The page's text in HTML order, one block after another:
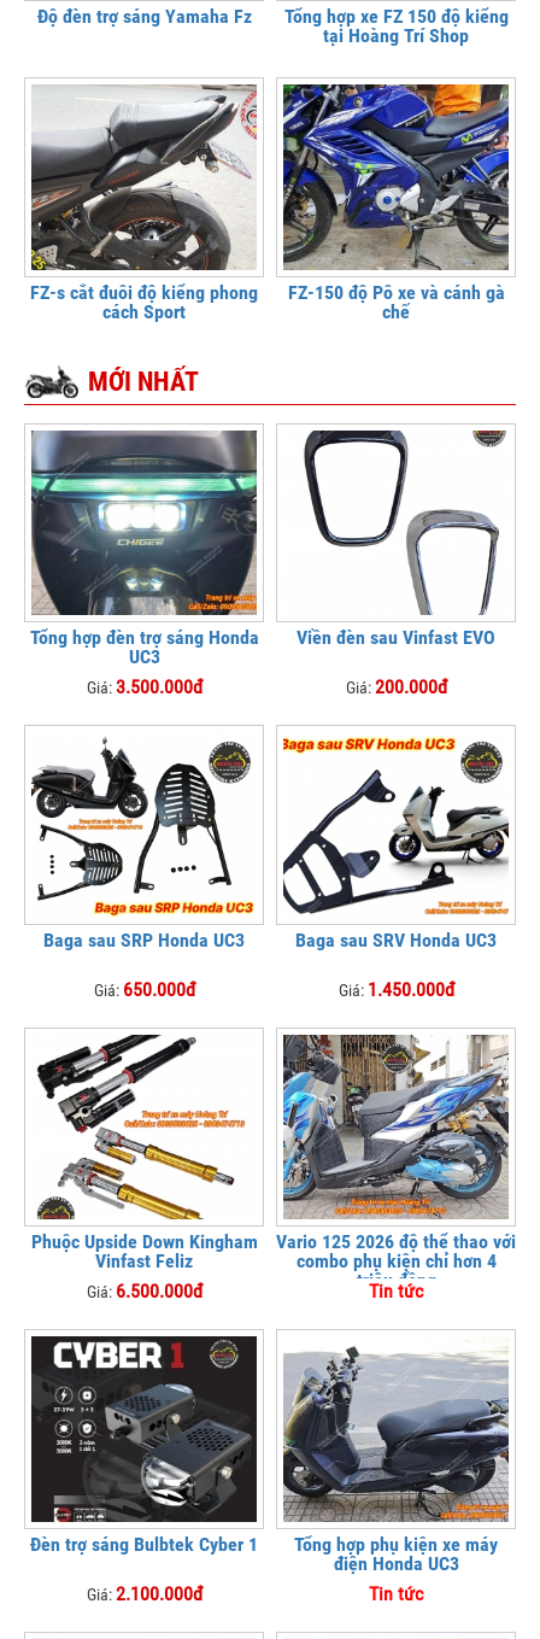
Độ đèn trợ sáng Yamaha Fz
Tổng hợp xe FZ 150 độ kiểng
tại Hoàng Trí Shop
FZ-s cắt đuôi độ kiểng phong
cách Sport
FZ-150 độ Pô xe và cánh gà
chế
MỚI NHẤT
Tổng hợp đèn trợ sáng Honda
UC3
Giá:3.500.000đ
Viền đèn sau Vinfast EVO
Giá:200.000đ
Baga sau SRP Honda UC3
Giá: 650.000đ
Baga sau SRV Honda UC3
Giá: 1.450.000đ
Phuộc Upside Down Kingham
Vinfast Feliz
Giá: 6.500.000đ
Vario 125 2026 độ thể thao với
combo phụ kiện chỉ hơn 4
triệu đồng
Tin tức
Đèn trợ sáng Bulbtek Cyber 1
Giá:2.100.000đ
Tổng hợp phụ kiện xe máy
điện Honda UC3
Tin tức